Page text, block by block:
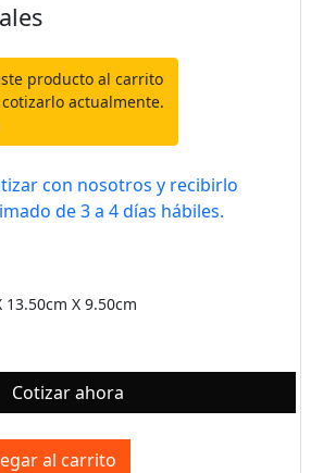
producto al carrito
actualmente.
con nosotros y recibirlo
de 3 a 4 días hábiles.
13.50cm X 9.50cm
Cotizar ahora
al carrito